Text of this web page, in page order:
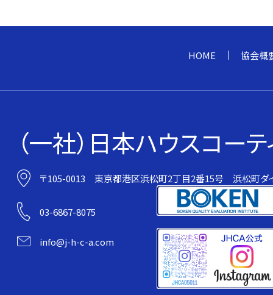
HOME 協会概
（一社）日本ハウスコー
〒105-0013 東京都港区浜松町2丁目2番15号 浜松町ダ
03-6867-8075
info@j-h-c-a.com